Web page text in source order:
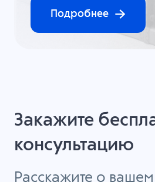
Подробнее
Закажите
консультацию
Расскажите о